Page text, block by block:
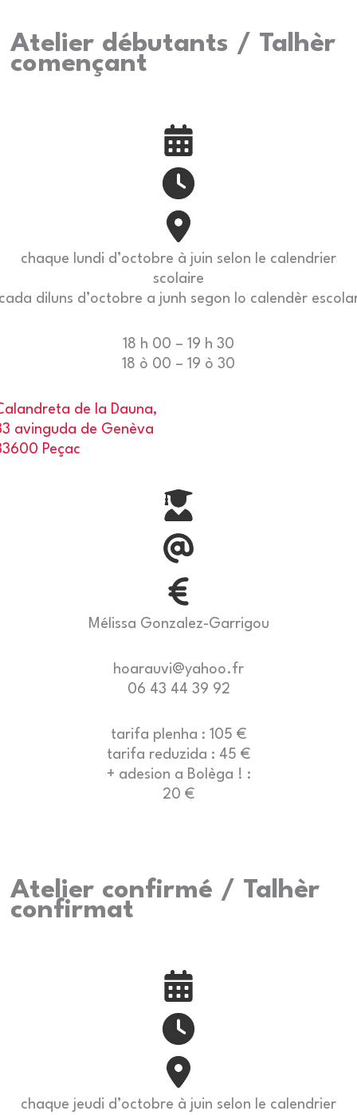
Atelier débutants / Talhèr
començant
chaque lundi d’octobre à juin selon le calendrier
scolaire
diluns d’octobre a junh segon lo calendèr
18 h 00 – 19 h 30
18 ò 00 – 19 ò 30
de la Dauna,
avinguda de Genèva
Peçac
Mélissa Gonzalez-Garrigou
hoarauvi@yahoo.fr
06 43 44 39 92
tarifa plenha : 105 €
tarifa reduzida : 45 €
+ adesion a Bolèga ! :
20 €
Atelier confirmé / Talhèr
confirmat
chaque jeudi d’octobre à juin selon le calendrier